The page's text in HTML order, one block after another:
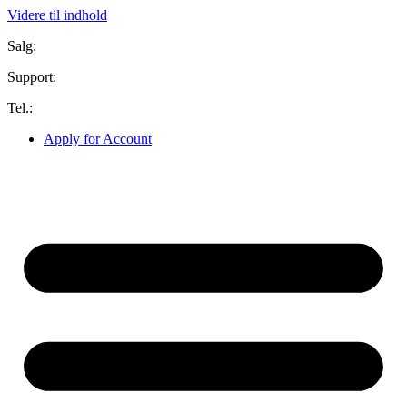
Videre til indhold
Salg:
Support:
Tel.:
Apply for Account